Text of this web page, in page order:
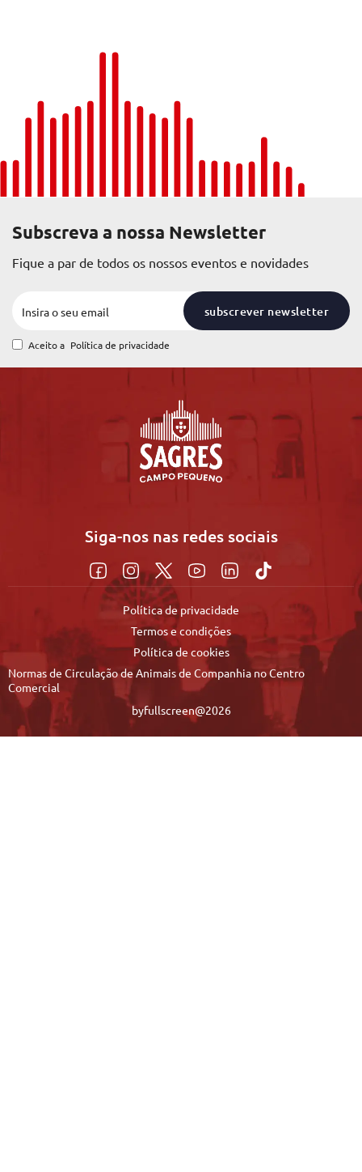
Subscreva a nossa Newsletter
Fique a par de todos os nossos eventos e novidades
subscrever newsletter
Aceito a Política de privacidade
Siga-nos nas redes sociais
Política de privacidade
Termos e condições
Política de cookies
Normas de Circulação de Animais de Companhia no Centro
Comercial
byfullscreen@2026